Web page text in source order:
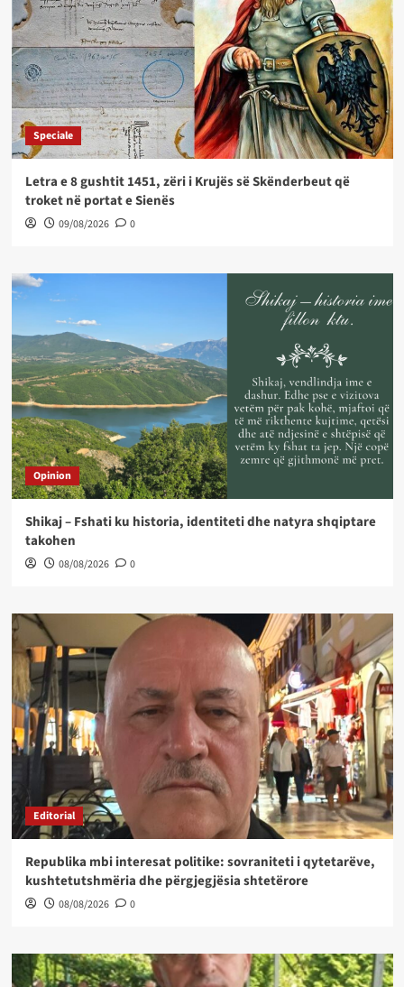
Speciale
Letra e 8 gushtit 1451, zëri i Krujës së Skënderbeut që
troket në portat e Sienës
09/08/2026 0
Opinion
Shikaj – Fshati ku historia, identiteti dhe natyra shqiptare
takohen
08/08/2026 0
Editorial
Republika mbi interesat politike: sovraniteti i qytetarëve,
kushtetutshmëria dhe përgjegjësia shtetërore
08/08/2026 0